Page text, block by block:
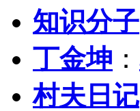
知识分子
丁金坤 ：
村夫日记